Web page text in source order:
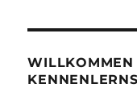
WILLKOMMEN